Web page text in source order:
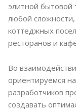
элитной бытовой
любой
коттеджных
ресторанов и
Во
ориентируемся
разработчиков
создавать